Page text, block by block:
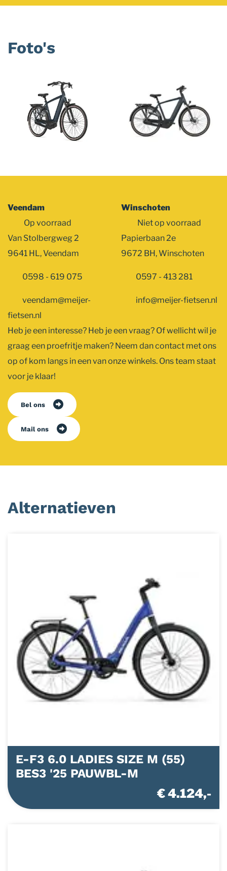
Foto's
Veendam
Op voorraad
Van Stolbergweg 2
9641 HL, Veendam
0598 - 619 075
veendam@meijer-
fietsen.nl
Winschoten
Niet op voorraad
Papierbaan 2e
9672 BH, Winschoten
0597 - 413 281
info@meijer-fietsen.nl
Heb je een interesse? Heb je een vraag? Of wellicht wil je
graag een proefritje maken? Neem dan contact met ons
op of kom langs in een van onze winkels. Ons team staat
voor je klaar!
Bel ons
Mail ons
Alternatieven
E-F3 6.0 LADIES SIZE M (55)
BES3 '25 PAUWBL-M
€ 4.124,-